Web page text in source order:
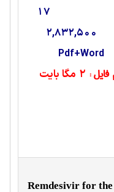
17
2,832,500
Pdf+Word
: 2 مگا بایت
Remdesivir for